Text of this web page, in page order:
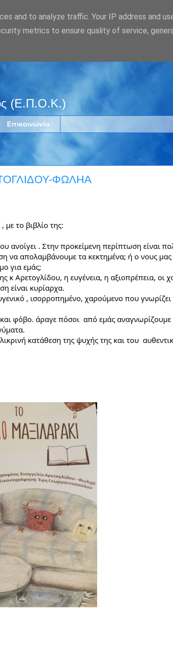
(Ε.Π.Ο.Κ.)
Επικοινωνία
ΦΩΛΗΑ
με το βιβλίο της:
ανοίγει . Στην προκείμενη περίπτωση είναι
να απολαμβάνουμε τα κεκτημένα; ή ο νους
για εμάς;
Αρετογλίδου, η ευγένεια, η αξιοπρέπεια, οι
είναι κυρίαρχα.
, ισορροπημένο, χαρούμενο που
φόβο. άραγε πόσοι  από εμάς
κατάθεση της ψυχής της και του
and to analyze traffic. Your IP address and
metrics to ensure quality of service,